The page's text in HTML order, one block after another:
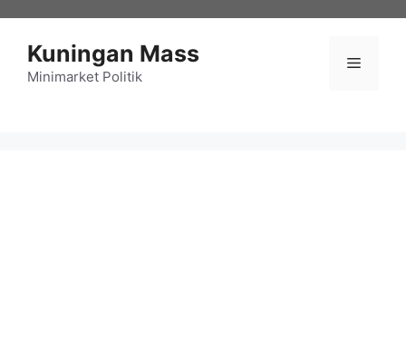
Kuningan Mass
Minimarket Politik
Menu